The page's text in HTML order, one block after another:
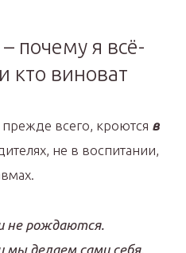
почему я всё-
кто виноват
всего, кроются в
не в воспитании,
не рождаются.
мы делаем сами себя,